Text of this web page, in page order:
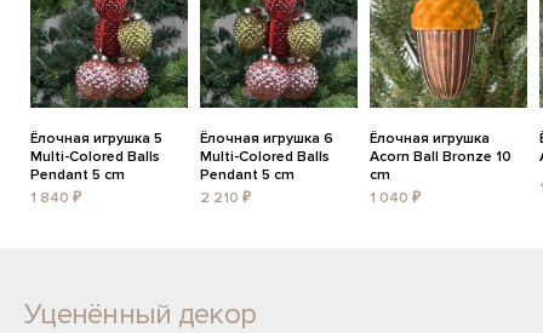
Ёлочная игрушка 5
Multi-Colored Balls
Pendant 5 cm
1 840 ₽
Ёлочная игрушка 6
Multi-Colored Balls
Pendant 5 cm
2 210 ₽
Ёлочная игрушка
Acorn Ball Bronze 10
cm
1 040 ₽
Уценённый декор